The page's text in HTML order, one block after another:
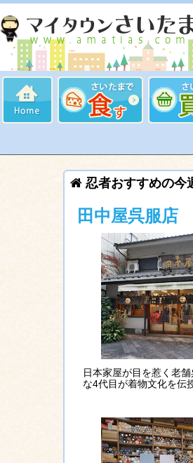
忍者おすすめの今
田中屋呉服店
日本家屋が目を惹く老
な4代目が着物文化を伝